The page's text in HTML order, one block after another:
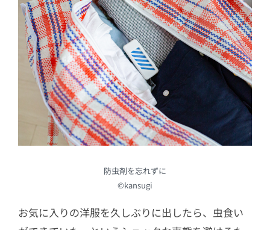
防虫剤を忘れずに
©kansugi
お気に入りの洋服を久しぶりに出したら、虫食い